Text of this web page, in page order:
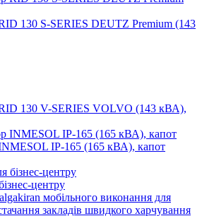
130 S-SERIES DEUTZ Premium (143
130 V-SERIES VOLVO (143 кВА),
IP-165 (165 кВА), капот
центру